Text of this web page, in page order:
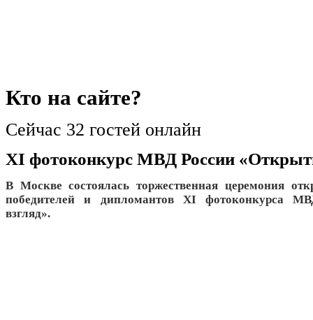
Кто на сайте?
Сейчас 32 гостей онлайн
XI фотоконкурс МВД России
В Москве состоялась торжественная церемония
победителей и дипломантов XI фотоконкурса
взгляд».